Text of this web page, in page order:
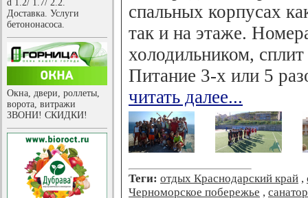
d 1.2/ 1.7/ 2.2.
Доставка. Услуги
бетононасоса.
Окна, двери, роллеты,
ворота, витражи
ЗВОНИ! СКИДКИ!
спальных корпусах
так и на этаже.
холодильником,
Питание 3-х или 5
читать далее...
Теги: отдых Краснодарский край ,
Черноморское побережье ,